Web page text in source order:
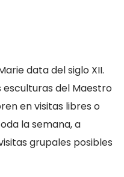
data del siglo XII.
esculturas del Maestro
en visitas libres o
la semana, a
grupales posibles